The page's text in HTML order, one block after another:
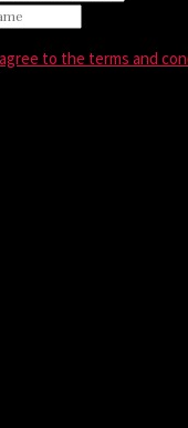
to the terms and